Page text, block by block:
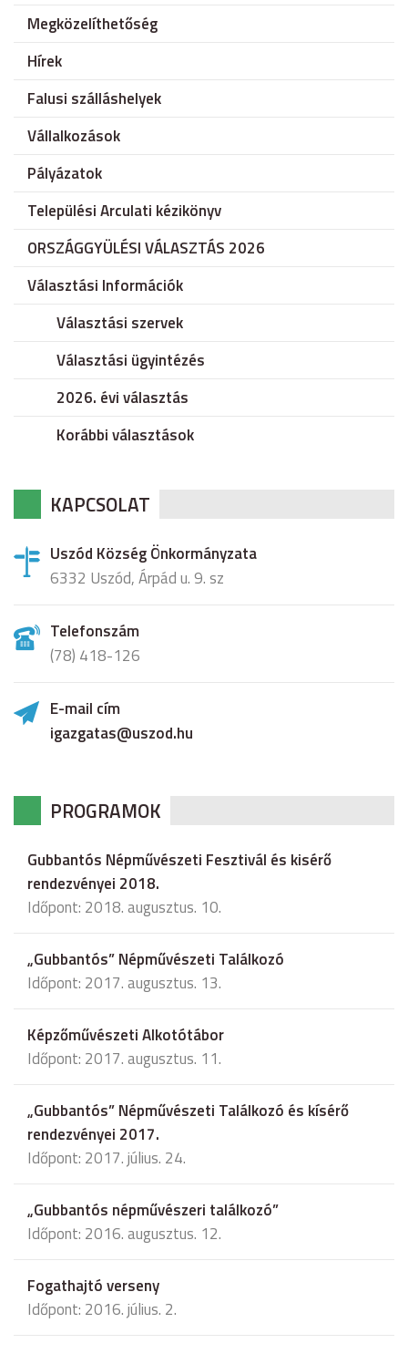
Megközelíthetőség
Hírek
Falusi szálláshelyek
Vállalkozások
Pályázatok
Települési Arculati kézikönyv
ORSZÁGGYÜLÉSI VÁLASZTÁS 2026
Választási Információk
Választási szervek
Választási ügyintézés
2026. évi választás
Korábbi választások
KAPCSOLAT
Uszód Község Önkormányzata
6332 Uszód, Árpád u. 9. sz
Telefonszám
(78) 418-126
E-mail cím
igazgatas@uszod.hu
PROGRAMOK
Gubbantós Népművészeti Fesztivál és kisérő
rendezvényei 2018.
Időpont: 2018. augusztus. 10.
„Gubbantós” Népművészeti Találkozó
Időpont: 2017. augusztus. 13.
Képzőművészeti Alkotótábor
Időpont: 2017. augusztus. 11.
„Gubbantós” Népművészeti Találkozó és kísérő
rendezvényei 2017.
Időpont: 2017. július. 24.
„Gubbantós népművészeri találkozó”
Időpont: 2016. augusztus. 12.
Fogathajtó verseny
Időpont: 2016. július. 2.